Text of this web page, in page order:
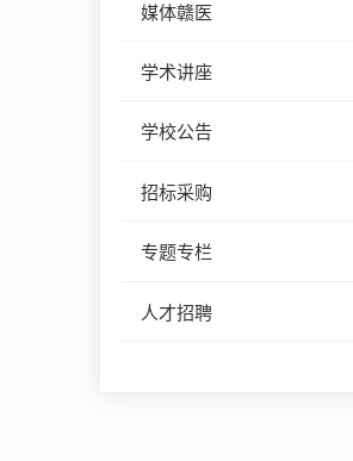
媒体赣医
学术讲座
学校公告
招标采购
专题专栏
人才招聘